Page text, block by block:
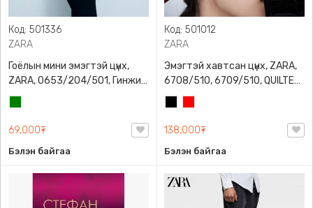
Код: 501336
ZARA
Гоёлын мини эмэгтэй цүнх,
ZARA, 0653/204/501, Гинжин
оосортой, Дотроо тольтой
69,000₮
Бэлэн байгаа
Код: 501012
ZARA
Эмэгтэй хавтсан цүнх, ZARA,
6708/510, 6709/510, QUILTED
CLUTCH BAGDETAILS, Лакан,
Гинжин оосортой
138,000₮
Бэлэн байгаа